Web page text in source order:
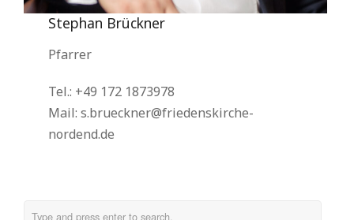
Stephan Brückner
Pfarrer
Tel.: +49 172 1873978
Mail: s.brueckner@friedenskirche-
nordend.de